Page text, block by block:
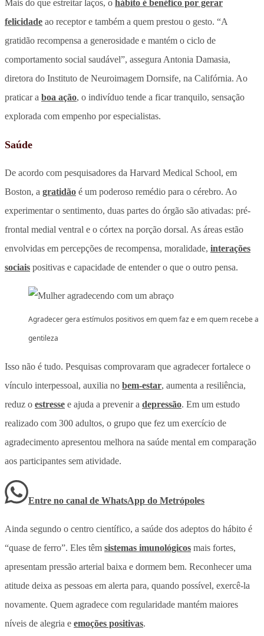
Mais do que estreitar laços, o hábito é benéfico por gerar
felicidade ao receptor e também a quem prestou o gesto. “A
gratidão recompensa a generosidade e mantém o ciclo de
comportamento social saudável”, assegura Antonia Damasia,
diretora do Instituto de Neuroimagem Dornsife, na Califórnia. Ao
praticar a boa ação, o indivíduo tende a ficar tranquilo, sensação
explorada com empenho por especialistas.
Saúde
De acordo com pesquisadores da Harvard Medical School, em
Boston, a gratidão é um poderoso remédio para o cérebro. Ao
experimentar o sentimento, duas partes do órgão são ativadas: pré-
frontal medial ventral e o córtex na porção dorsal. As áreas estão
envolvidas em percepções de recompensa, moralidade, interações
sociais positivas e capacidade de entender o que o outro pensa.
Agradecer gera estímulos positivos em quem faz e em quem recebe a
gentileza
Isso não é tudo. Pesquisas comprovaram que agradecer fortalece o
vínculo interpessoal, auxilia no bem-estar, aumenta a resiliência,
reduz o estresse e ajuda a prevenir a depressão. Em um estudo
realizado com 300 adultos, o grupo que fez um exercício de
agradecimento apresentou melhora na saúde mental em comparação
aos participantes sem atividade.
Entre no canal de WhatsApp do Metrópoles
Ainda segundo o centro científico, a saúde dos adeptos do hábito é
“quase de ferro”. Eles têm sistemas imunológicos mais fortes,
apresentam pressão arterial baixa e dormem bem. Reconhecer uma
atitude deixa as pessoas em alerta para, quando possível, exercê-la
novamente. Quem agradece com regularidade mantém maiores
níveis de alegria e emoções positivas.